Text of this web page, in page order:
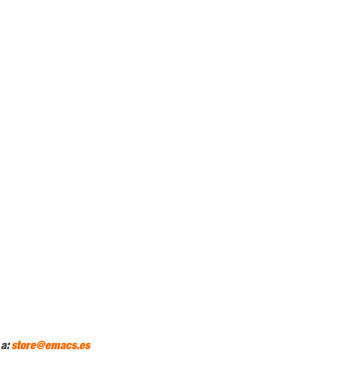
a:store@emacs.es